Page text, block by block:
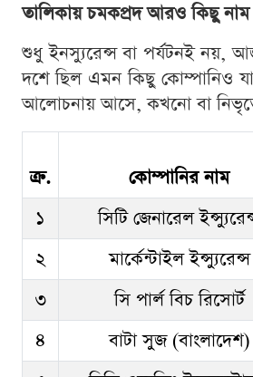
তালিকায় চমকপ্রদ আরও কিছু নাম
শুধু ইনস্যুরেন্স বা পর্যটনই নয়,
দশে ছিল এমন কিছু কোম্পানিও
আলোচনায় আসে, কখনো বা
ক্র. কোম্পানির নাম
১
সিটি জেনারেল
২
মার্কেন্টাইল ইন্স্যুরেন্স
৩
সি পার্ল বিচ রিসোর্ট
৪
বাটা সুজ (বাংলাদেশ)